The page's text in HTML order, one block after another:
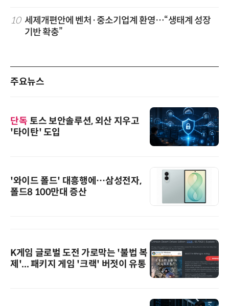
10 세제개편안에 벤처·중소기업계 환영…“생태계 성장
기반 확충”
주요뉴스
단독 토스 보안솔루션, 외산 지우고
'타이탄' 도입
'와이드 폴드' 대흥행에…삼성전자,
폴드8 100만대 증산
K게임 글로벌 도전 가로막는 '불법 복
제'... 패키지 게임 '크랙' 버젓이 유통